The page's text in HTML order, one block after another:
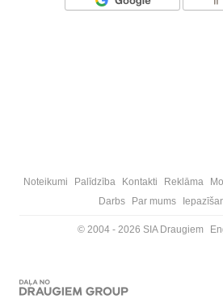
Noteikumi Palīdzība Kontakti Reklāma
Darbs
Par mums
© 2004 - 2026 SIA Draugiem